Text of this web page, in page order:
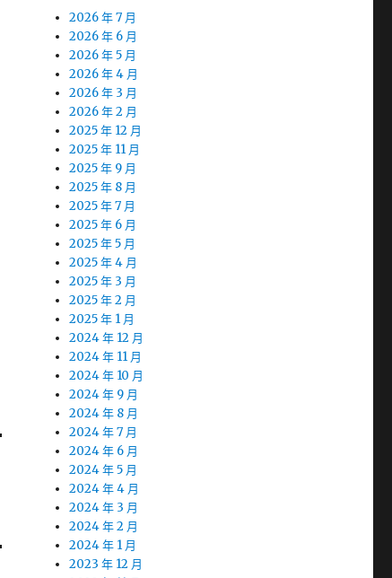
2026 年 7 月
2026 年 6 月
2026 年 5 月
2026 年 4 月
2026 年 3 月
2026 年 2 月
2025 年 12 月
2025 年 11 月
2025 年 9 月
2025 年 8 月
2025 年 7 月
2025 年 6 月
2025 年 5 月
2025 年 4 月
2025 年 3 月
2025 年 2 月
2025 年 1 月
2024 年 12 月
2024 年 11 月
2024 年 10 月
2024 年 9 月
2024 年 8 月
2024 年 7 月
2024 年 6 月
2024 年 5 月
2024 年 4 月
2024 年 3 月
2024 年 2 月
2024 年 1 月
2023 年 12 月